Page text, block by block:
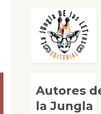
Autores
la Jungla